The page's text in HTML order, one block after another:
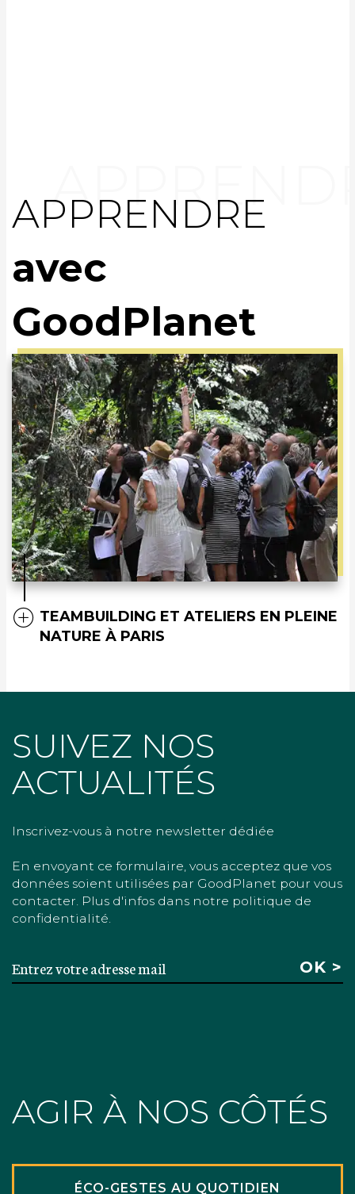
APPRENDRE
avec
GoodPlanet
TEAMBUILDING ET ATELIERS EN PLEINE
NATURE À PARIS
SUIVEZ NOS
ACTUALITÉS
Inscrivez-vous à notre newsletter dédiée
En envoyant ce formulaire, vous acceptez que vos
données soient utilisées par GoodPlanet pour vous
contacter. Plus d'infos dans notre politique de
confidentialité.
AGIR À NOS CÔTÉS
ÉCO-GESTES AU QUOTIDIEN